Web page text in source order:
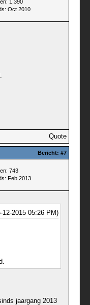
1,390
Oct 2010
Quote
Bericht: #7
743
Feb 2013
12-2015 05:26 PM)
jaargang 2013